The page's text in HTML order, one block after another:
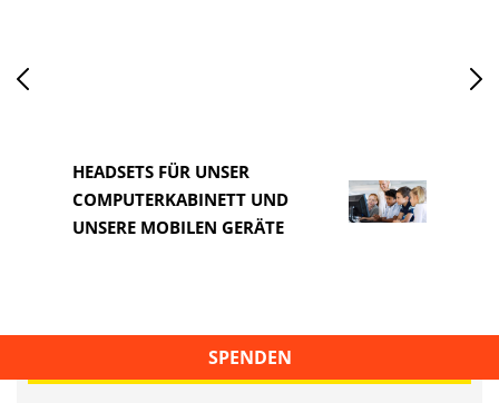
HEADSETS FÜR UNSER
COMPUTERKABINETT UND
UNSERE MOBILEN GERÄTE
SPENDEN